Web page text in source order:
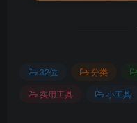
32位 分类
实用工具
小工具